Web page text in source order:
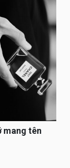
mang tên